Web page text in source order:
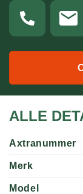
ALLE
Axtranummer
Merk
Model